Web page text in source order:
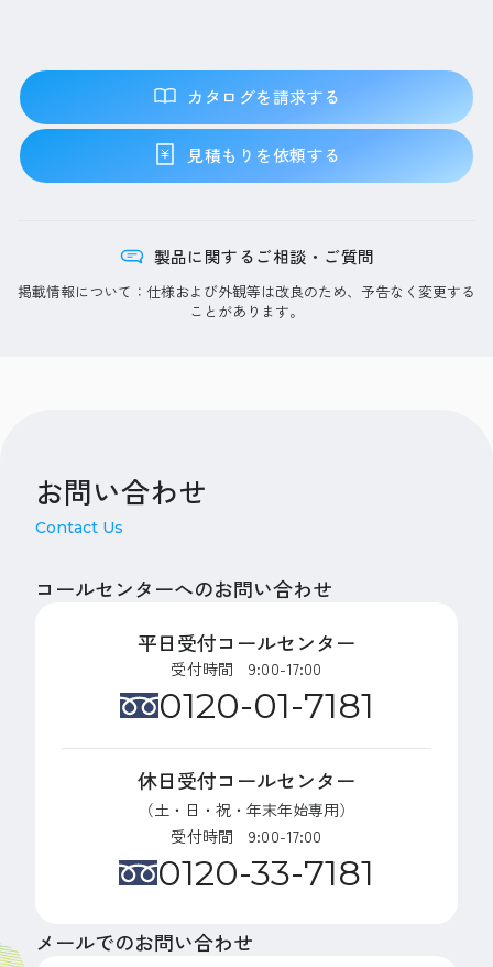
カタログを請求する
見積もりを依頼する
製品に関するご相談・ご質問
掲載情報について：仕様および外観等は改良のため、予告なく変更する
ことがあります。
お問い合わせ
Contact Us
コールセンターへのお問い合わせ
平日受付コールセンター
受付時間 9:00-17:00
0120-01-7181
休日受付コールセンター
（土・日・祝・年末年始専用）
受付時間 9:00-17:00
0120-33-7181
メールでのお問い合わせ